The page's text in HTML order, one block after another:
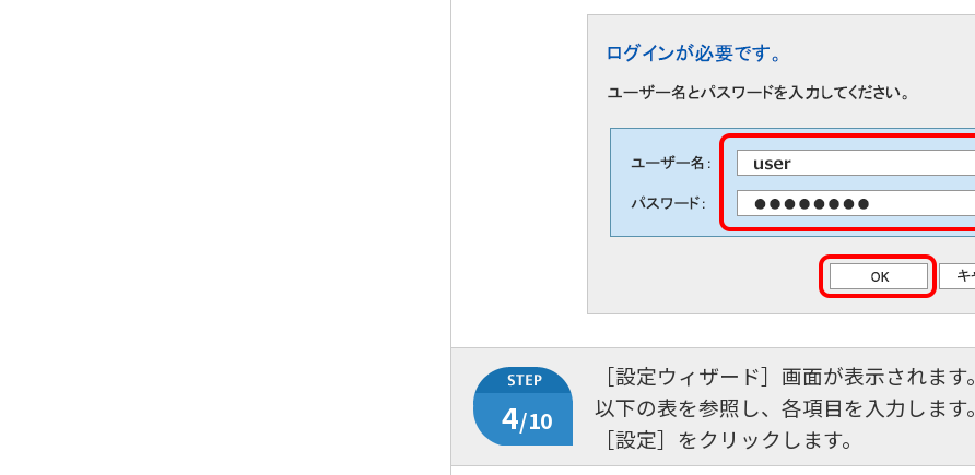
4/10
［設定ウィザード］画面が表示されます。
以下の表を参照し、各項目を入力します。
［設定］をクリックします。